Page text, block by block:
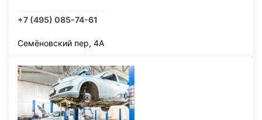
+7 (495) 085-74-61
Семёновский пер, 4А